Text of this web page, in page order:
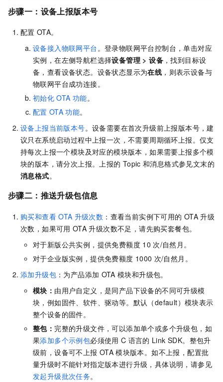
步骤一：设备上报版本号
配置 OTA。
设备接入物联网平台。登录物联网平台控制台，单击对应
实例，在左侧导航栏选择设备管理 >设备 ，找到目标设
备，查看设备状态。设备状态显示为在线 ，则表示设备与
物联网平台成功连接。
初始化 OTA 功能。
配置 OTA 功能。
设备上报当前版本号。设备需要在首次升级前上报版本号，建
议只在系统启动过程中上报一次，不需要周期循环上报。仅支
持每次上报一个模块及对应的模块版本，如果需要上报多个模
块的版本，请分次上报。上报的 Topic 和消息格式参见文末的
消息格式。
步骤二：推送升级包信息
购买和查看 OTA 升级次数 ：查看当前实例下可用的 OTA 升级
次数，如果可用 OTA 升级次数不足，请先购买套餐包。
对于新版公共实例，提供免费额度 10 次/自然月。
对于企业版实例，提供免费额度 1000 次/自然月。
添加升级包 ：为产品添加 OTA 模块和升级包。
模块： 由用户自定义，是同产品下设备的不同可升级模
块，例如固件、软件、驱动等。默认（default）模块表示
整个设备的固件。
整包： 完整的升级文件，可以添加单个或多个升级包，如
果添加多个示例包必须使用 C 语言的 Link SDK。整包升
级前，设备可不上报 OTA 模块版本。如不上报，配置批
量升级时不能针对指定版本进行升级，具体说明，请参见
发起升级批次任务。